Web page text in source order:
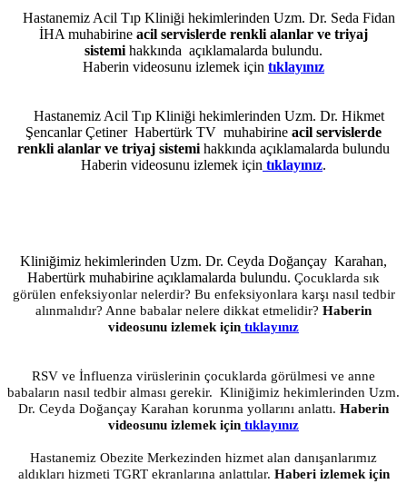
Hastanemiz Acil Tıp Kliniği hekimlerinden Uzm. Dr. Seda Fidan
İHA muhabirine acil servislerde renkli alanlar ve triyaj
sistemi hakkında açıklamalarda bulundu.
Haberin videosunu izlemek için tıklayınız
Hastanemiz Acil Tıp Kliniği hekimlerinden Uzm. Dr. Hikmet
Şencanlar Çetiner Habertürk TV muhabirine acil servislerde
renkli alanlar ve triyaj sistemi hakkında açıklamalarda bulundu
Haberin videosunu izlemek için tıklayınız.
Kliniğimiz hekimlerinden Uzm. Dr. Ceyda Doğançay Karahan,
Habertürk muhabirine açıklamalarda bulundu. Çocuklarda sık
görülen enfeksiyonlar nelerdir? Bu enfeksiyonlara karşı nasıl tedbir
alınmalıdır? Anne babalar nelere dikkat etmelidir? Haberin
videosunu izlemek için tıklayınız
RSV ve İnfluenza virüslerinin çocuklarda görülmesi ve anne
babaların nasıl tedbir alması gerekir. Kliniğimiz hekimlerinden Uzm.
Dr. Ceyda Doğançay Karahan korunma yollarını anlattı. Haberin
videosunu izlemek için tıklayınız
Hastanemiz Obezite Merkezinden hizmet alan danışanlarımız
aldıkları hizmeti TGRT ekranlarına anlattılar. Haberi izlemek için